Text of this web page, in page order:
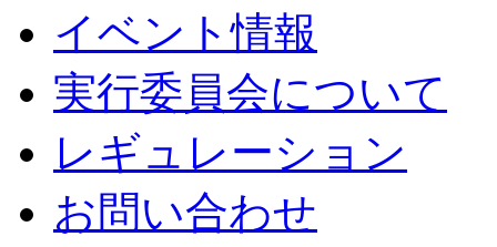
イベント情報
実行委員会について
レギュレーション
お問い合わせ